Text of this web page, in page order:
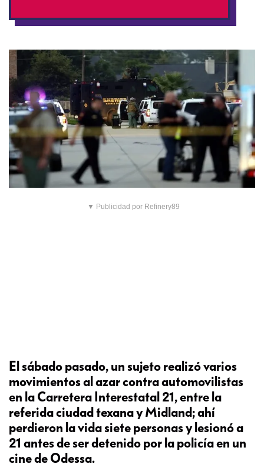
▼ Publicidad por Refinery89
El sábado pasado, un sujeto realizó varios
movimientos al azar contra automovilistas
en la Carretera Interestatal 21, entre la
referida ciudad texana y Midland; ahí
perdieron la vida siete personas y lesionó a
21 antes de ser detenido por la policía en un
cine de Odessa.